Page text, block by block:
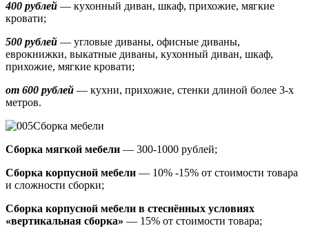
400 рублей — кухонный диван, шкаф, прихожие, мягкие
кровати;
500 рублей — угловые диваны, офисные диваны,
еврокнижки, выкатные диваны, кухонный диван, шкаф,
прихожие, мягкие кровати;
от 600 рублей — кухни, прихожие, стенки длиной более 3-х
метров.
Сборка мебели
Сборка мягкой мебели — 300-1000 рублей;
Сборка корпусной мебели — 10% -15% от стоимости товара
и сложности сборки;
Сборка корпусной мебели в стеснённых условиях
«вертикальная сборка» — 15% от стоимости товара;